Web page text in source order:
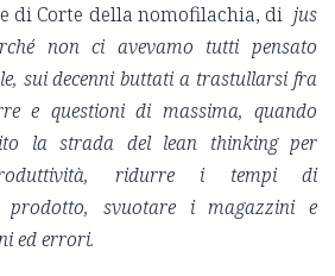
di Corte della nomofilachia, di jus
non ci avevamo tutti pensato
sui decenni buttati a trastullarsi fra
e questioni di massima, quando
la strada del lean thinking per
ridurre i tempi di
prodotto, svuotare i magazzini e
ed errori.